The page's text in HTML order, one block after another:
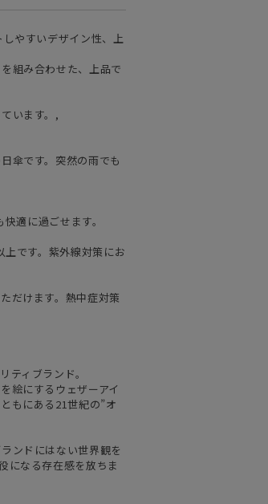
やすいデザイン性、上
組み合わせた、上品で
います。,
傘です。突然の雨でも
適に過ごせます。
です。紫外線対策にお
だけます。熱中症対策
ティブランド。
絵にするウェザーアイ
もにある21世紀の”オ
ンドにはない世界観を
になる存在感を放ちま